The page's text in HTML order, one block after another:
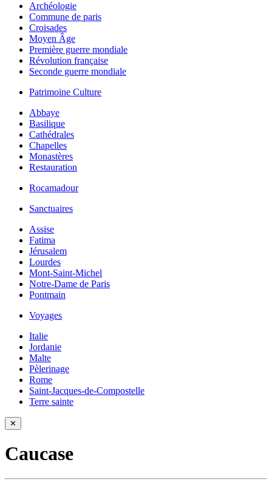
Archéologie
Commune de paris
Croisades
Moyen Âge
Première guerre mondiale
Révolution française
Seconde guerre mondiale
Patrimoine Culture
Abbaye
Basilique
Cathédrales
Chapelles
Monastères
Restauration
Rocamadour
Sanctuaires
Assise
Fatima
Jérusalem
Lourdes
Mont-Saint-Michel
Notre-Dame de Paris
Pontmain
Voyages
Italie
Jordanie
Malte
Pèlerinage
Rome
Saint-Jacques-de-Compostelle
Terre sainte
✕
Caucase